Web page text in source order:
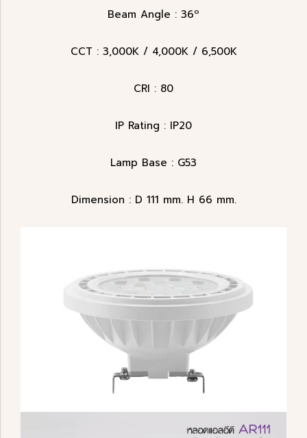
Beam Angle : 36º
CCT : 3,000K / 4,000K / 6,500K
CRI : 80
IP Rating : IP20
Lamp Base : G53
Dimension : D 111 mm. H 66 mm.